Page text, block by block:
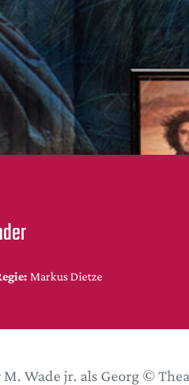
Markus Dietze
M. Wade jr. als Georg ©